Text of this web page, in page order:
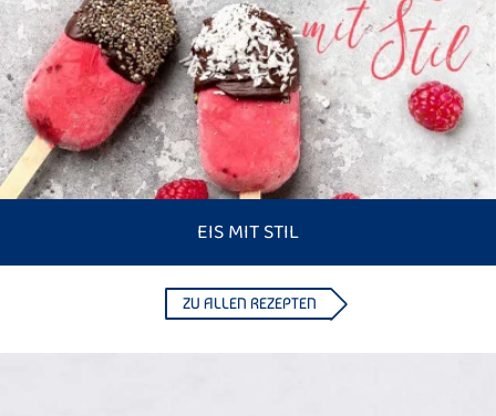
EIS MIT STIL
ZU ALLEN REZEPTEN